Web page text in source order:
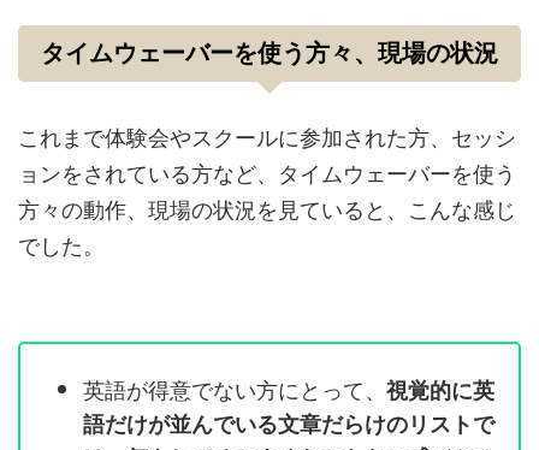
タイムウェーバーを使う方々、現場の状況
これまで体験会やスクールに参加された方、セッシ
ョンをされている方など、タイムウェーバーを使う
方々の動作、現場の状況を見ていると、こんな感じ
でした。
英語が得意でない方にとって、 視覚的に英
語だけが並んでいる文章だらけのリストで